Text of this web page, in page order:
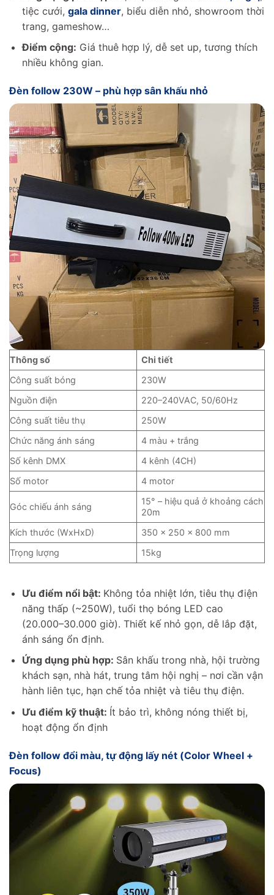
tiệc cưới, gala dinner, biểu diễn nhỏ, showroom thời
trang, gameshow…
Điểm cộng: Giá thuê hợp lý, dễ set up, tương thích
nhiều không gian.
Đèn follow 230W – phù hợp sân khấu nhỏ
Thông số
Chi tiết
Công suất bóng
230W
Nguồn điện
220–240VAC, 50/60Hz
Công suất tiêu thụ
250W
Chức năng ánh sáng
4 màu + trắng
Số kênh DMX
4 kênh (4CH)
Số motor
4 motor
Góc chiếu ánh sáng
15° – hiệu quả ở khoảng cách
20m
Kích thước (WxHxD)
350 x 250 x 800 mm
Trọng lượng
15kg
Ưu điểm nổi bật: Không tỏa nhiệt lớn, tiêu thụ điện
năng thấp (~250W), tuổi thọ bóng LED cao
(20.000–30.000 giờ). Thiết kế nhỏ gọn, dễ lắp đặt,
ánh sáng ổn định.
Ứng dụng phù hợp: Sân khấu trong nhà, hội trường
khách sạn, nhà hát, trung tâm hội nghị – nơi cần vận
hành liên tục, hạn chế tỏa nhiệt và tiêu thụ điện.
Ưu điểm kỹ thuật: Ít bảo trì, không nóng thiết bị,
hoạt động ổn định
Đèn follow đổi màu, tự động lấy nét (Color Wheel +
Focus)